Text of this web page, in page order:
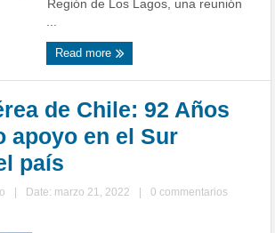
Región de Los Lagos, una reunión
...
Read more
de Chile: 92 Años
apoyo en el Sur
país
Date: marzo 21, 2022
0 commentarios